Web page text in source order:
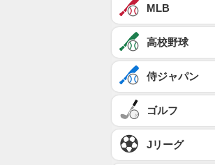
MLB
高校野球
侍ジャパン
ゴルフ
Jリーグ